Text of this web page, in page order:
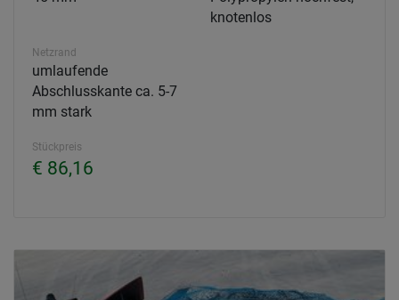
knotenlos
Netzrand
umlaufende
Abschlusskante ca. 5-7
mm stark
Stückpreis
€ 86,16